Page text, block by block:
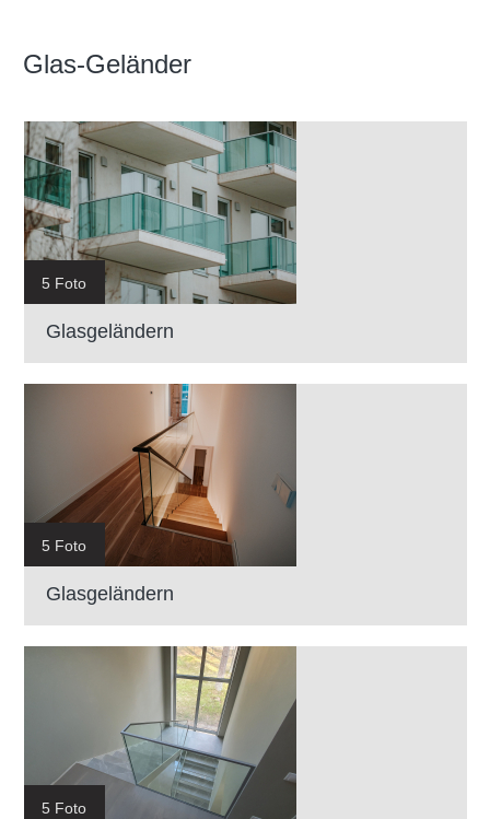
Glas-Geländer
5 Foto
Glasgeländern
5 Foto
Glasgeländern
5 Foto